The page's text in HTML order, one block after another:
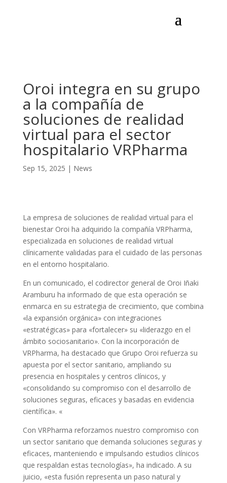
Oroi integra en su grupo
a la compañía de
soluciones de realidad
virtual para el sector
hospitalario VRPharma
Sep 15, 2025 | News
La empresa de soluciones de realidad virtual para el
bienestar Oroi ha adquirido la compañía VRPharma,
especializada en soluciones de realidad virtual
clínicamente validadas para el cuidado de las personas
en el entorno hospitalario.
En un comunicado, el codirector general de Oroi Iñaki
Aramburu ha informado de que esta operación se
enmarca en su estrategia de crecimiento, que combina
«la expansión orgánica» con integraciones
«estratégicas» para «fortalecer» su «liderazgo en el
ámbito sociosanitario». Con la incorporación de
VRPharma, ha destacado que Grupo Oroi refuerza su
apuesta por el sector sanitario, ampliando su
presencia en hospitales y centros clínicos, y
«consolidando su compromiso con el desarrollo de
soluciones seguras, eficaces y basadas en evidencia
científica». «
Con VRPharma reforzamos nuestro compromiso con
un sector sanitario que demanda soluciones seguras y
eficaces, manteniendo e impulsando estudios clínicos
que respaldan estas tecnologías», ha indicado. A su
juicio, «esta fusión representa un paso natural y